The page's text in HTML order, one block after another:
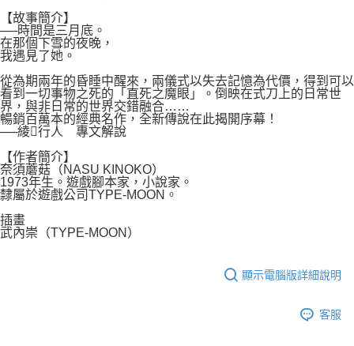
https://aftee.tw/terms/#terms3
３．未成年的使用者請事先徵得法定代理人或監護人之同意方可使用
「AFTEE先享後付」，若未經同意申辦者引起之損失，本公司不負相關責
任。
４．使用「AFTEE先享後付」時，將依據個別帳號之用戶狀況，依本公司即
時審查核予不同之上限額度；若仍有額度不足之情形，本公司將視審查結果
請求用戶進行身份認證。
５．嚴禁一人註冊多個帳號或使用他人資訊註冊。若發現惡意使用之情形，
恩沛科技股份有限公司將有權停止該用戶之使用額度並採取法律行動。
每筆NT$80，滿NT$500(含以上)免運費
宅配
每筆NT$100，滿NT$800(含以上)免運費
國家/地區配送 查看運費
【故事簡介】
──時間是三月底。
在那個下雪的夜晚，
我遇見了她。
從為期兩年的昏睡中醒來，兩儀式以失去記憶為代價，得到可以
看到一切事物之死的「直死之魔眼」。倒映在式刀上的日常世
界，與非日常的世界交錯融合……
暢銷百萬本的經典名作，全新傳說在此揭開序幕！
──綾行人 專文解說
【作者簡介】
奈須蘑菇（NASU KINOKO）
1973年生。遊戲腳本家，小說家。
隸屬於遊戲公司TYPE-MOON。
插畫
武內崇（TYPE-MOON）
顯示電腦版詳細說明
客服